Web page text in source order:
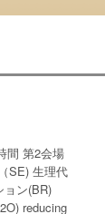
間 第2会場
SE) 生理代
ョン(BR)
reducing